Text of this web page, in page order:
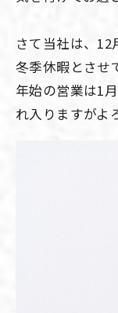
さて当社は、12
冬季休暇とさせ
年始の営業は1
れ入りますがよ